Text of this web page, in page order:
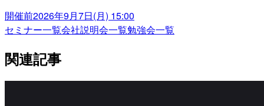
開催前2026年9月7日(月) 15:00
セミナー一覧会社説明会一覧勉強会一覧
関連記事